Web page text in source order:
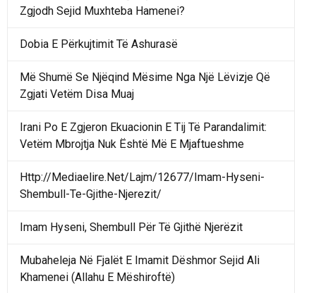
Zgjodh Sejid Muxhteba Hamenei?
Dobia E Përkujtimit Të Ashurasë
Më Shumë Se Njëqind Mësime Nga Një Lëvizje Që
Zgjati Vetëm Disa Muaj
Irani Po E Zgjeron Ekuacionin E Tij Të Parandalimit:
Vetëm Mbrojtja Nuk Është Më E Mjaftueshme
Http://Mediaelire.Net/Lajm/12677/Imam-Hyseni-
Shembull-Te-Gjithe-Njerezit/
Imam Hyseni, Shembull Për Të Gjithë Njerëzit
Mubaheleja Në Fjalët E Imamit Dëshmor Sejid Ali
Khamenei (Allahu E Mëshiroftë)